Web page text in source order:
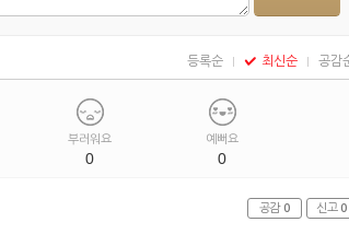
등록순 최신순 공감
부러워요
0
예뻐요
0
공감 0 신고 0